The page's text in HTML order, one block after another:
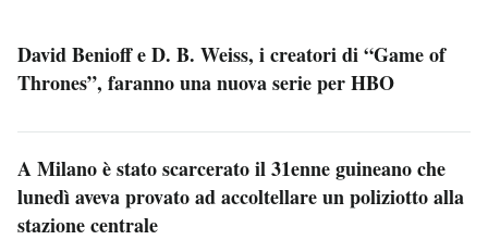
David Benioff e D. B. Weiss, i creatori di “Game of
Thrones”, faranno una nuova serie per HBO
A Milano è stato scarcerato il 31enne guineano che
lunedì aveva provato ad accoltellare un poliziotto alla
stazione centrale